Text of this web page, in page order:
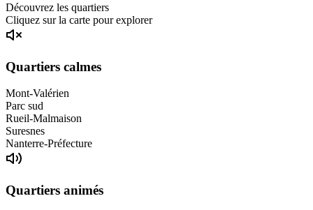
Découvrez les quartiers
Cliquez sur la carte pour explorer
Quartiers calmes
Mont-Valérien
Parc sud
Rueil-Malmaison
Suresnes
Nanterre-Préfecture
Quartiers animés